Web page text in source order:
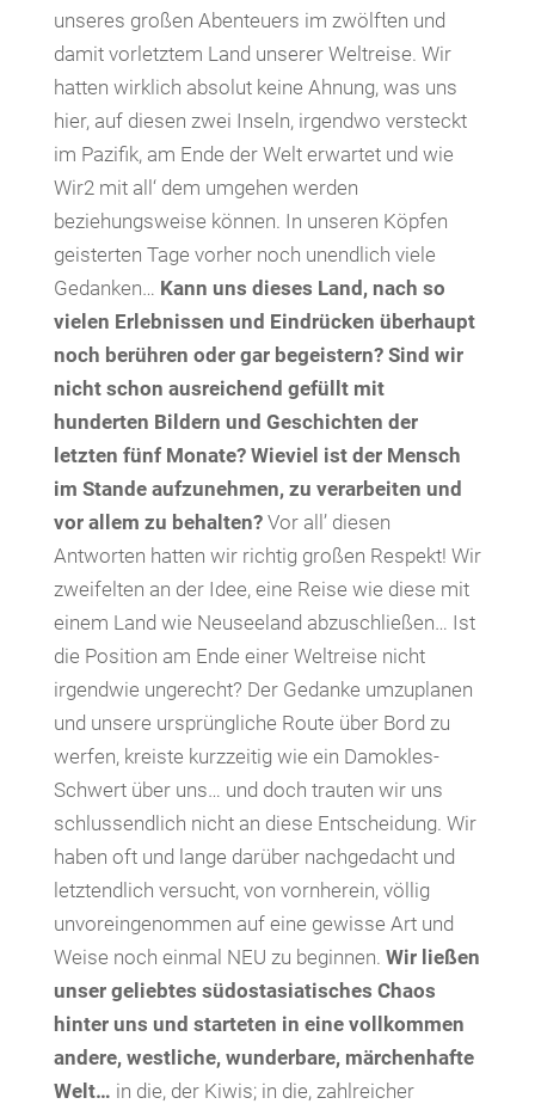
unseres großen Abenteuers im zwölften und
damit vorletztem Land unserer Weltreise. Wir
hatten wirklich absolut keine Ahnung, was uns
hier, auf diesen zwei Inseln, irgendwo versteckt
im Pazifik, am Ende der Welt erwartet und wie
Wir2 mit all‘ dem umgehen werden
beziehungsweise können. In unseren Köpfen
geisterten Tage vorher noch unendlich viele
Gedanken… Kann uns dieses Land, nach so
vielen Erlebnissen und Eindrücken überhaupt
noch berühren oder gar begeistern? Sind wir
nicht schon ausreichend gefüllt mit
hunderten Bildern und Geschichten der
letzten fünf Monate? Wieviel ist der Mensch
im Stande aufzunehmen, zu verarbeiten und
vor allem zu behalten?Vor all’ diesen
Antworten hatten wir richtig großen Respekt! Wir
zweifelten an der Idee, eine Reise wie diese mit
einem Land wie Neuseeland abzuschließen… Ist
die Position am Ende einer Weltreise nicht
irgendwie ungerecht? Der Gedanke umzuplanen
und unsere ursprüngliche Route über Bord zu
werfen, kreiste kurzzeitig wie ein Damokles-
Schwert über uns… und doch trauten wir uns
schlussendlich nicht an diese Entscheidung. Wir
haben oft und lange darüber nachgedacht und
letztendlich versucht, von vornherein, völlig
unvoreingenommen auf eine gewisse Art und
Weise noch einmal NEU zu beginnen. Wir ließen
unser geliebtes südostasiatisches Chaos
hinter uns und starteten in eine vollkommen
andere, westliche, wunderbare, märchenhafte
Welt… in die, der Kiwis; in die, zahlreicher